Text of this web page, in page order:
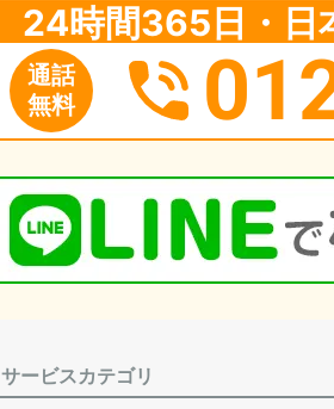
24時間365日・日
通話
無料
サービスカテゴリ